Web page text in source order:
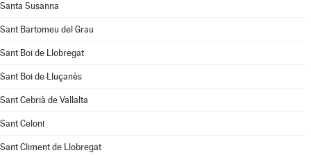
Santa Susanna
Sant Bartomeu del Grau
Sant Boi de Llobregat
Sant Boi de Lluçanès
Sant Cebrià de Vallalta
Sant Celoni
Sant Climent de Llobregat